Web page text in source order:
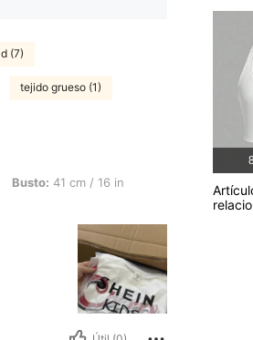
(7)
tejido grueso (1)
in, Cintura: 66 cm / 26 in, Caderas: 83 cm / 33
Busto: 41 cm / 16 in